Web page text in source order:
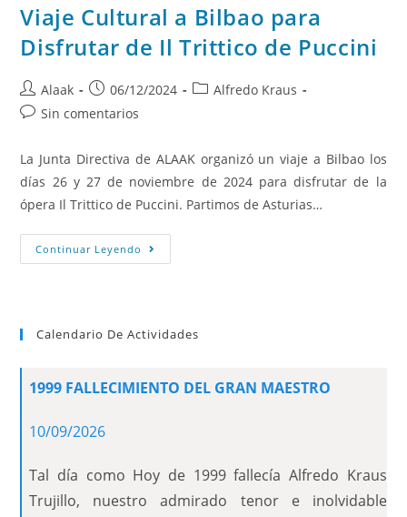
Viaje Cultural a Bilbao para
Disfrutar de Il Trittico de Puccini
Alaak 06/12/2024
Alfredo Kraus
Sin comentarios
La Junta Directiva de ALAAK organizó un viaje a Bilbao los
días 26 y 27 de noviembre de 2024 para disfrutar de la
ópera Il Trittico de Puccini. Partimos de Asturias…
Continuar Leyendo
Calendario De Actividades
1999 FALLECIMIENTO DEL GRAN MAESTRO
10/09/2026
Tal día como Hoy de 1999 fallecía Alfredo Kraus
Trujillo, nuestro admirado tenor e inolvidable